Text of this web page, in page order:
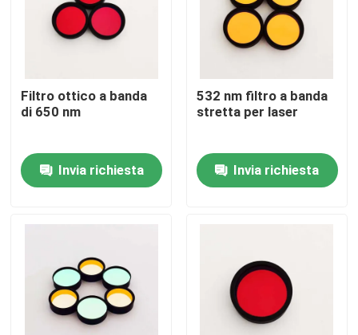
Chi siamo
Contattaci
Richiedere un preventivo
Filtro a banda ottica
Filtro a banda fluorescente
Filtro ottico a banda
di 650 nm
Invia richiesta
532 nm filtro a banda
stretta per laser
Invia richiesta